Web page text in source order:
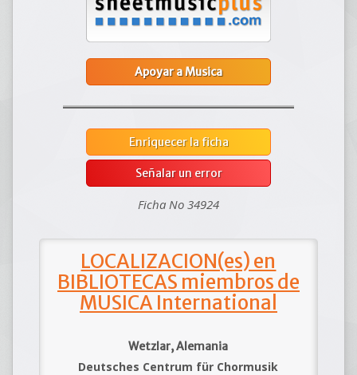
Apoyar a Musica
Enriquecer la ficha
Señalar un error
Ficha No 34924
LOCALIZACION(es) en
BIBLIOTECAS miembros de
MUSICA International
Wetzlar, Alemania
Deutsches Centrum für Chormusik